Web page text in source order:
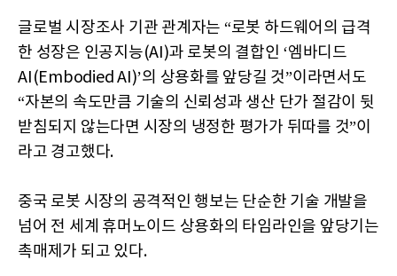
글로벌 시장조사 기관 관계자는 “로봇 하드웨어의 급격
한 성장은 인공지능(AI)과 로봇의 결합인 ‘엠바디드
AI(Embodied AI)’의 상용화를 앞당길 것”이라면서도
“자본의 속도만큼 기술의 신뢰성과 생산 단가 절감이 뒷
받침되지 않는다면 시장의 냉정한 평가가 뒤따를 것”이
라고 경고했다.
중국 로봇 시장의 공격적인 행보는 단순한 기술 개발을
넘어 전 세계 휴머노이드 상용화의 타임라인을 앞당기는
촉매제가 되고 있다.